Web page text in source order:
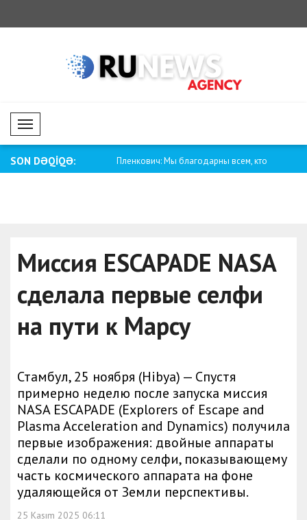
Mobil Menü
SON DƏQİQƏ:
укрепить систему Пленкович: Мы благодарны всем, кто
Миссия ESCAPADE NASA
сделала первые селфи
на пути к Марсу
Стамбул, 25 ноября (Hibya) — Спустя
примерно неделю после запуска миссия
NASA ESCAPADE (Explorers of Escape and
Plasma Acceleration and Dynamics) получила
первые изображения: двойные аппараты
сделали по одному селфи, показывающему
часть космического аппарата на фоне
удаляющейся от Земли перспективы.
25 Kasım 2025 06:11